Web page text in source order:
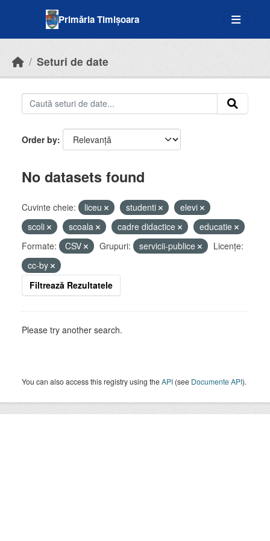
Primăria Timișoara
Seturi de date
Order by
No datasets found
Cuvinte cheie: liceu studenti
elevi
scoli
scoala cadre didactice
educatie
Formate:
CSV Grupuri: servicii-publice
Licenţe:
cc-by
Filtrează Rezultatele
Please try another search.
You can also access this registry using theAPI (see Documente API).